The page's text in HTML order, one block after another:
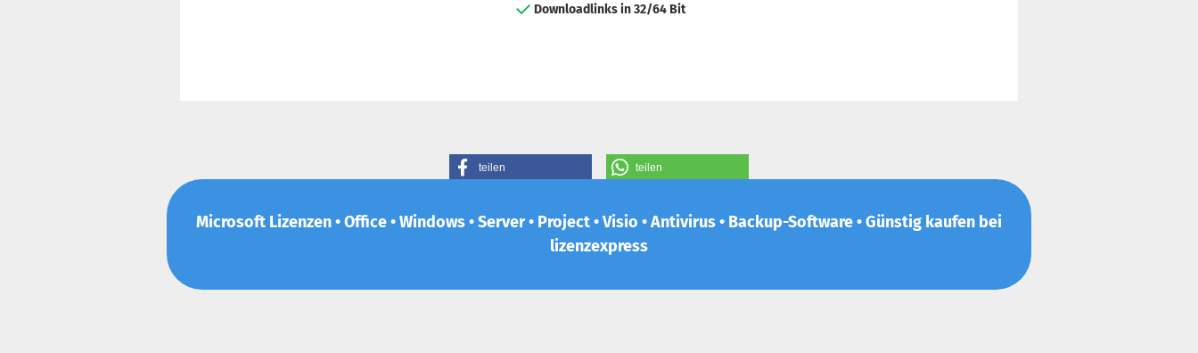
Downloadlinks in 32/64 Bit
teilen teilen
Microsoft Lizenzen • Office • Windows • Server • Project • Visio • Antivirus • Backup-Software • Günstig kaufen bei
lizenzexpress